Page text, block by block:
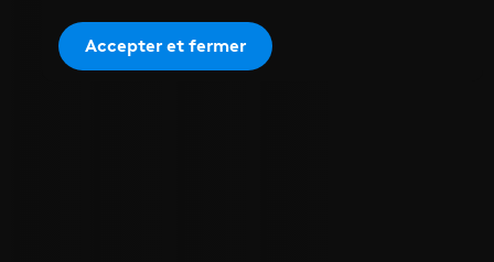
Accepter et fermer